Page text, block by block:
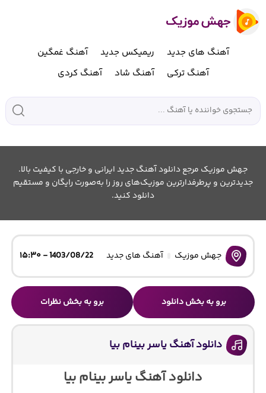
آهنگ های جدید ریمیکس جدید
آهنگ غمگین
آهنگ ترکی
آهنگ شاد آهنگ کردی
جهش موزیک مرجع دانلود آهنگ جدید ایرانی و خارجی با کیفیت بالا.
جدیدترین و پرطرفدارترین موزیک‌های روز را به‌صورت رایگان و مستقیم
دانلود کنید.
جهش موزیک آهنگ های جدید 1403/08/22 - ۱۵:۳۰
برو به بخش دانلود برو به بخش نظرات
دانلود آهنگ یاسر بینام بیا
دانلود آهنگ یاسر بینام بیا